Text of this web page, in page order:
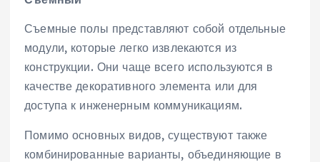
Съемные полы представляют собой отдельные
модули‚ которые легко извлекаются из
конструкции. Они чаще всего используются в
качестве декоративного элемента или для
доступа к инженерным коммуникациям.
Помимо основных видов‚ существуют также
комбинированные варианты‚ объединяющие в